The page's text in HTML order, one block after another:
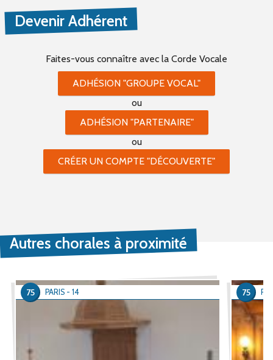
Devenir Adhérent
Faites-vous connaître avec la Corde Vocale
ADHÉSION "GROUPE VOCAL"
ou
ADHÉSION "PARTENAIRE"
ou
CRÉER UN COMPTE "DÉCOUVERTE"
Autres chorales à proximité
PARIS - 14
75 75